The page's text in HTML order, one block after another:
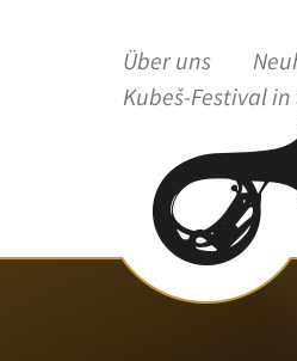
Über uns
Kubeš-Festival in